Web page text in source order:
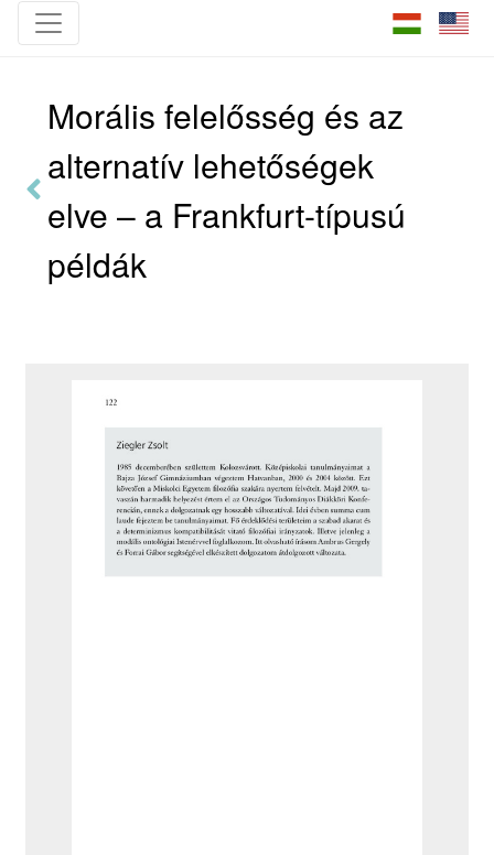
Morális felelősség és az
alternatív lehetőségek
elve – a Frankfurt-típusú
példák